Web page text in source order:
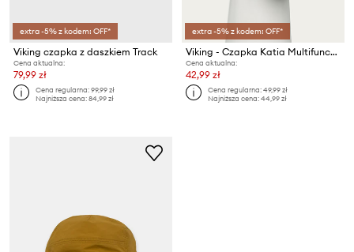
extra -5% z kodem: OFF*
Viking czapka z daszkiem Track
Cena aktualna:
79,99 zł
Cena regularna:99,99 zł
Najniższa cena:84,99 zł
extra -5% z kodem: OFF*
Viking - Czapka Katia Multifunction
Cena aktualna:
42,99 zł
Cena regularna:49,99 zł
Najniższa cena:44,99 zł